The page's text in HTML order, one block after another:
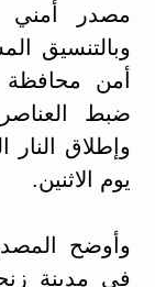
مصدر أمني
وبالتنسيق
أمن محافظة
ضبط
وإطلاق
يوم الاثنين.
وأوضح
في مدينة